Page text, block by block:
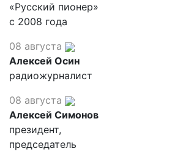
«Русский пионер»
с 2008 года
08 августа
Алексей Осин
радиожурналист
08 августа
Алексей Симонов
президент,
председатель